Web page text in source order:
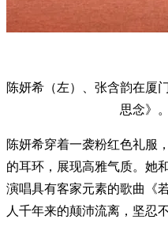
陈妍希（左）、张含韵在厦
思念》
陈妍希穿着一袭粉红色礼服
的耳环，展现高雅气质。她
演唱具有客家元素的歌曲《
人千年来的颠沛流离，坚忍